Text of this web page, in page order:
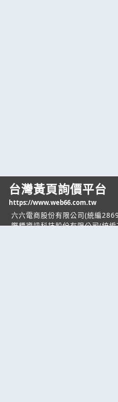
台灣黃頁詢價平台
https://www.web66.com.tw
六六電商股份有限公司(統編
際標資訊科技股份有限公司(統